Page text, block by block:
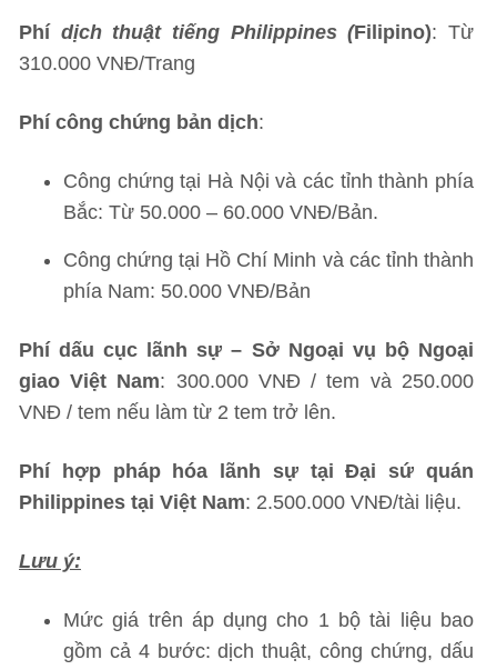
Phí dịch thuật tiếng Philippines (Filipino): Từ
310.000 VNĐ/Trang
Phí công chứng bản dịch:
Công chứng tại Hà Nội và các tỉnh thành phía
Bắc: Từ 50.000 – 60.000 VNĐ/Bản.
Công chứng tại Hồ Chí Minh và các tỉnh thành
phía Nam: 50.000 VNĐ/Bản
Phí dấu cục lãnh sự – Sở Ngoại vụ bộ Ngoại
giao Việt Nam: 300.000 VNĐ / tem và 250.000
VNĐ / tem nếu làm từ 2 tem trở lên.
Phí hợp pháp hóa lãnh sự tại Đại sứ quán
Philippines tại Việt Nam: 2.500.000 VNĐ/tài liệu.
Lưu ý:
Mức giá trên áp dụng cho 1 bộ tài liệu bao
gồm cả 4 bước: dịch thuật, công chứng, dấu